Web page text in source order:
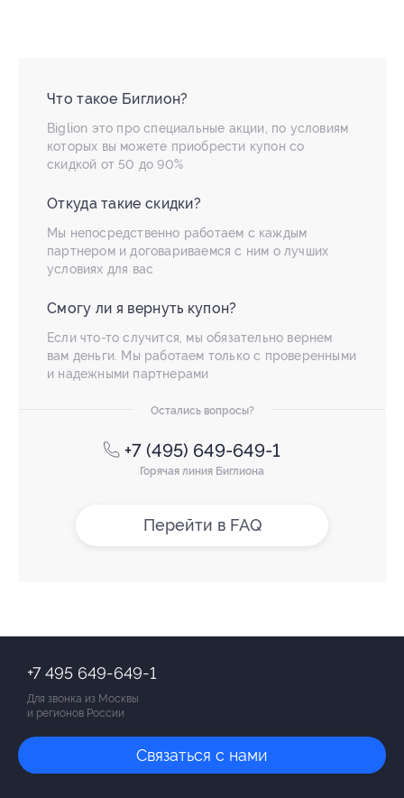
Что такое Биглион?
Biglion это про специальные акции, по условиям
которых вы можете приобрести купон со
скидкой от 50 до 90%
Откуда такие скидки?
Мы непосредственно работаем с каждым
партнером и договариваемся с ним о лучших
условиях для вас
Смогу ли я вернуть купон?
Если что-то случится, мы обязательно вернем
вам деньги. Мы работаем только с проверенными
и надежными партнерами
Остались вопросы?
+7 (495) 649-649-1
Горячая линия Биглиона
Перейти в FAQ
+7 495 649-649-1
Для звонка из Москвы
и регионов России
Связаться с нами